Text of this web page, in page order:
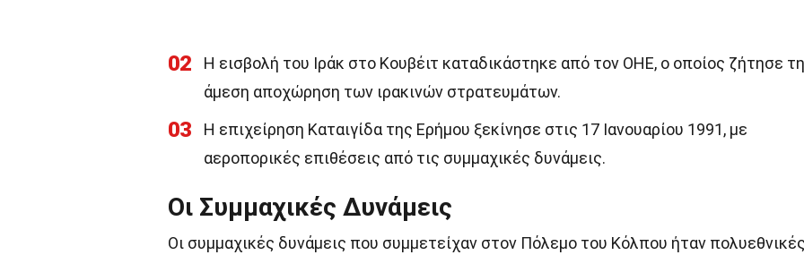
02
Η εισβολή του Ιράκ στο Κουβέιτ καταδικάστηκε από τον ΟΗΕ, ο οποίος ζήτησε
άμεση αποχώρηση των ιρακινών στρατευμάτων.
03
Η επιχείρηση Καταιγίδα της Ερήμου ξεκίνησε στις 17 Ιανουαρίου 1991, με
αεροπορικές επιθέσεις από τις συμμαχικές δυνάμεις.
Οι Συμμαχικές Δυνάμεις
Οι συμμαχικές δυνάμεις που συμμετείχαν στον Πόλεμο του Κόλπου ήταν